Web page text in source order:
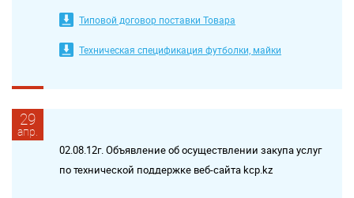
Типовой договор поставки Товара
Техническая спецификация футболки, майки
29
апр.
02.08.12г. Объявление об осуществлении закупа услуг
по технической поддержке веб-сайта kcp.kz